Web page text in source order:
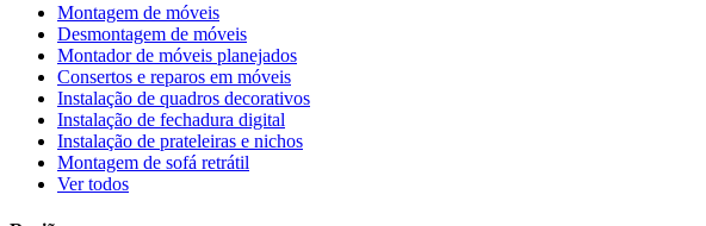
Montagem de móveis
Desmontagem de móveis
Montador de móveis planejados
Consertos e reparos em móveis
Instalação de quadros decorativos
Instalação de fechadura digital
Instalação de prateleiras e nichos
Montagem de sofá retrátil
Ver todos